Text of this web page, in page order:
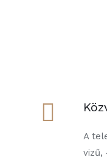
A
vizű,